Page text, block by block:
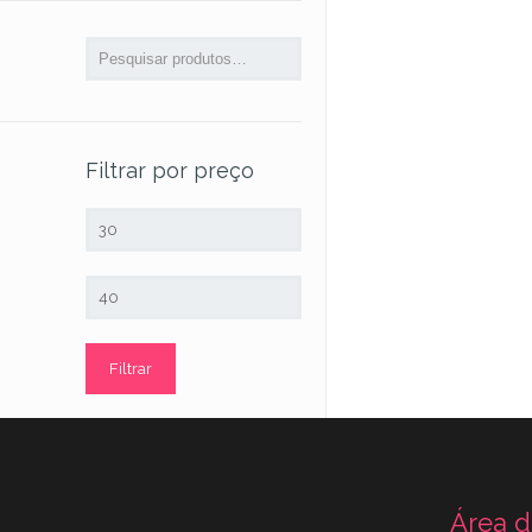
Filtrar por preço
Filtrar
Área